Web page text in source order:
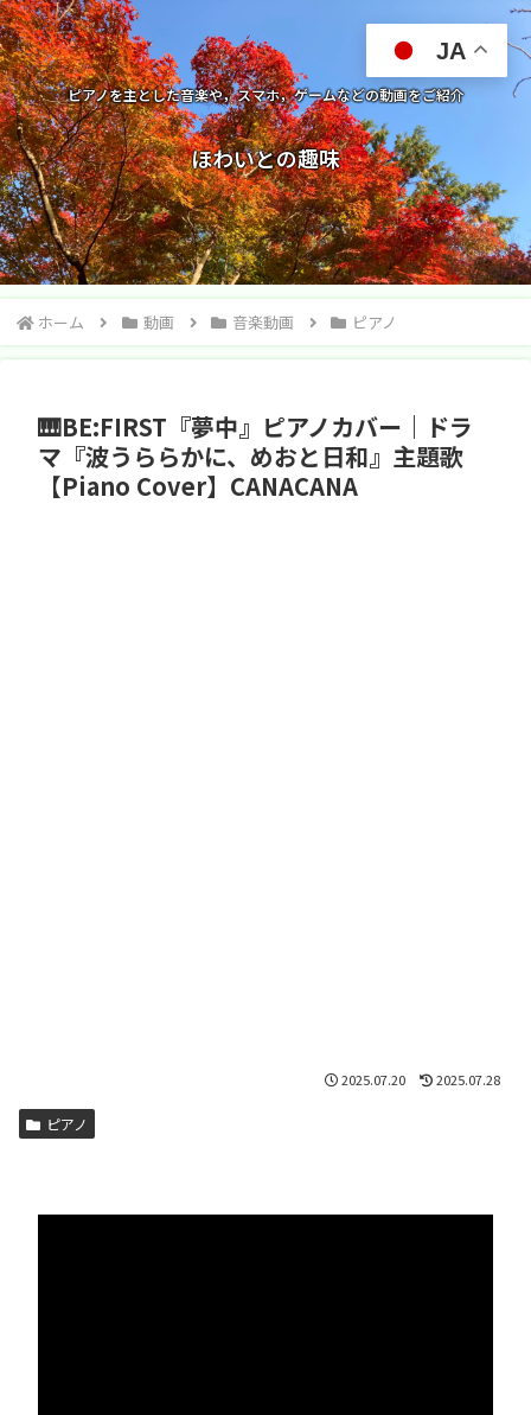
ピアノを主とした音楽や，スマホ，ゲームなどの動画をご紹介
ほわいとの趣味
ホーム 動画 音楽動画 ピアノ
🎹BE:FIRST『夢中』ピアノカバー｜ドラ
マ『波うららかに、めおと日和』主題歌
【Piano Cover】CANACANA
2025.07.20 2025.07.28
ピアノ
JA